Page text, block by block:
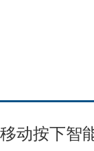
动按下智